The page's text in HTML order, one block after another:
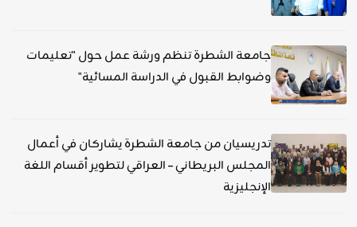
جامعة الشطرة تنظم ورشة عمل حول "تعليمات
وضوابط القبول في الدراسة المسائية"
تدريسيان من جامعة الشطرة يشاركان في أعمال
المجلس البريطاني – العراقي لتطوير أقسام اللغة
الإنجليزية